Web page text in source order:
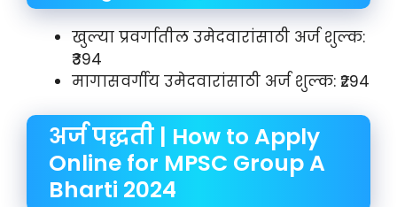
खुल्या प्रवर्गातील उमेदवारांसाठी अर्ज शुल्क:
₹394
मागासवर्गीय उमेदवारांसाठी अर्ज शुल्क: ₹294
अर्ज पद्धती | How to Apply
Online for MPSC Group A
Bharti 2024